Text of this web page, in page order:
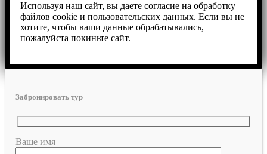
Используя наш сайт, вы даете согласие на обработку
файлов cookie и пользовательских данных. Если вы не
хотите, чтобы ваши данные обрабатывались,
пожалуйста покиньте сайт.
Забронировать тур
Ваше имя